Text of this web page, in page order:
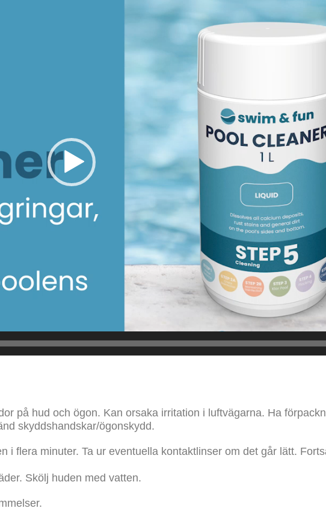
på hud och ögon. Kan orsaka irritation i luftvägarna. Ha
skyddshandskar/ögonskydd.
i flera minuter. Ta ur eventuella kontaktlinser om det går lätt.
Skölj huden med vatten.